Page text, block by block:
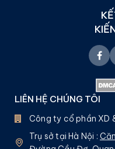
LIÊN HỆ CHÚNG TÔI
Công ty cổ phần XD
Trụ sở tại Hà Nội :